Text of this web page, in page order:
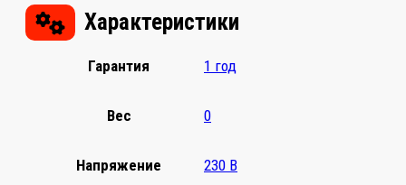
Характеристики
Гарантия 1 год
Вес 0
Напряжение 230 В